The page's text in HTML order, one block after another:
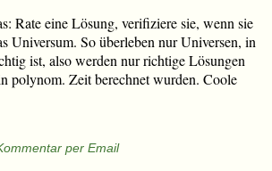
Rate eine Lösung, verifiziere sie, wenn sie
Universum. So überleben nur Universen, in
ist, also werden nur richtige Lösungen
polynom. Zeit berechnet wurden. Coole
per Email